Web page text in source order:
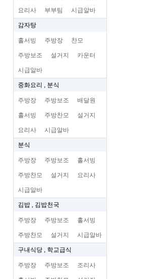
요리사 부부팀 시급알바
감자탕
홀서빙 주방장 찬모
주방보조 설거지 카운터
시급알바
중화요리 , 분식
주방장 주방보조 배달원
홀서빙 주방찬모 설거지
요리사 시급알바
분식
주방장 주방보조 홀서빙
주방찬모 설거지 요리사
시급알바
김밥 , 김밥천국
주방장 주방보조 홀서빙
주방찬모 설거지 시급알바
구내식당 , 학교급식
주방장 주방보조 조리사